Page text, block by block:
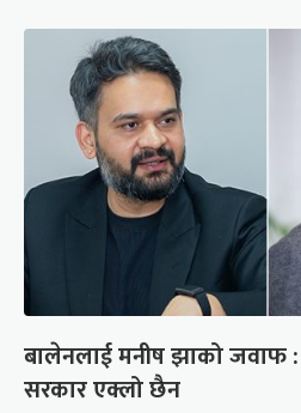
बालेनलाई मनीष झाको जवाफ
सरकार एक्लो छैन